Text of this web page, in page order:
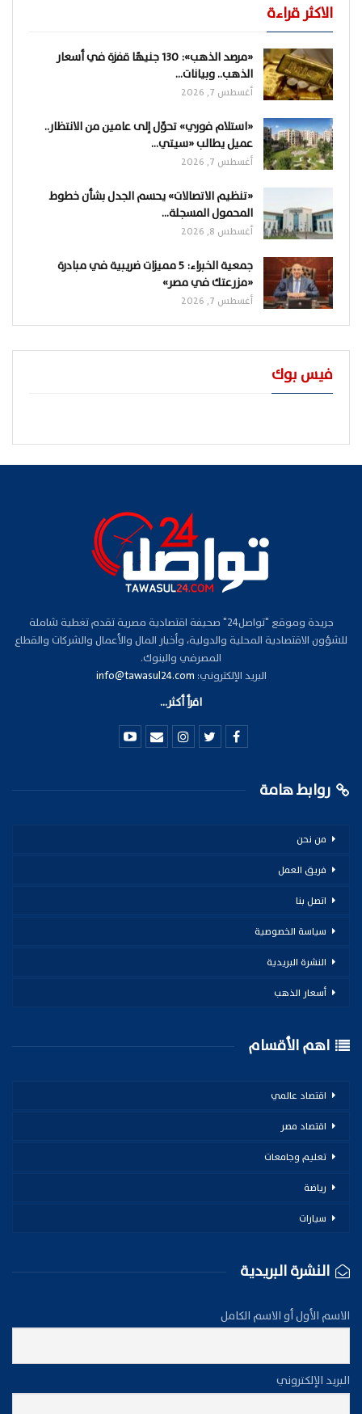
الاكثر قراءة
«مرصد الذهب»: 130 جنيهًا قفزة في أسعار
الذهب.. وبيانات…
أغسطس 7, 2026
«استلام فوري» تحوّل إلى عامين من الانتظار..
عميل يطالب «سيتي…
أغسطس 7, 2026
«تنظيم الاتصالات» يحسم الجدل بشأن خطوط
المحمول المسجلة…
أغسطس 8, 2026
جمعية الخبراء: 5 مميزات ضريبية في مبادرة
«مزرعتك في مصر»
أغسطس 7, 2026
فيس بوك
جريدة وموقع "تواصل24" صحيفة اقتصادية مصرية تقدم تغطية شاملة
للشؤون الاقتصادية المحلية والدولية، وأخبار المال والأعمال والشركات والقطاع
المصرفي والبنوك.
البريد الإلكتروني: info@tawasul24.com
اقرأ أكثر...
روابط هامة
من نحن
فريق العمل
اتصل بنا
سياسة الخصوصية
النشرة البريدية
أسعار الذهب
اهم الأقسام
اقتصاد عالمي
اقتصاد مصر
تعليم وجامعات
رياضة
سيارات
النشرة البريدية
الاسم الأول أو الاسم الكامل
البريد الإلكتروني